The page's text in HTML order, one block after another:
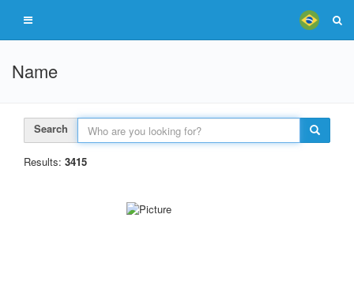
Name
Search
Results: 3415